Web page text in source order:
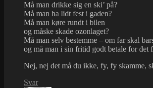
Må man drikke sig en ski’ på?
Må man ha lidt fest i gaden?
Må man køre rundt i bilen
og måske skade ozonlaget?
Må man selv bestemme – om far skal
og må man i sin fritid godt betale for det
Nej, nej det må du ikke, fy, fy skamme,
Svar